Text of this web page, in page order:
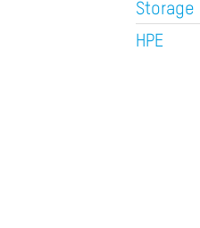
Storage
HPE